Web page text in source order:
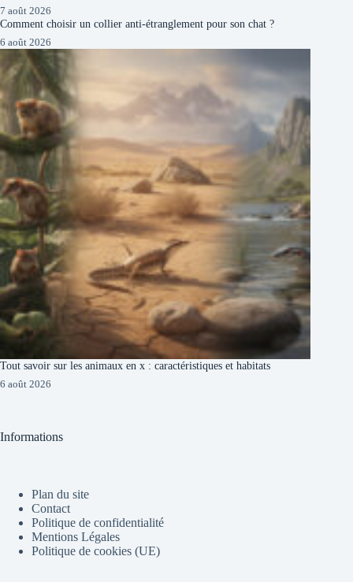
7 août 2026
Comment choisir un collier anti-étranglement pour son chat ?
6 août 2026
Tout savoir sur les animaux en x : caractéristiques et habitats
6 août 2026
Informations
Plan du site
Contact
Politique de confidentialité
Mentions Légales
Politique de cookies (UE)